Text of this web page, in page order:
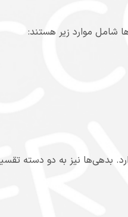
شامل موارد زیر هستند:
بدهی‌ها نیز به دو دسته